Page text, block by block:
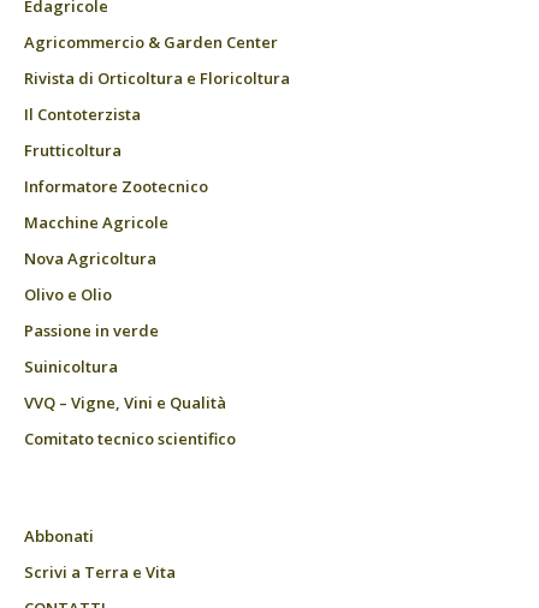
Edagricole
Agricommercio & Garden Center
Rivista di Orticoltura e Floricoltura
Il Contoterzista
Frutticoltura
Informatore Zootecnico
Macchine Agricole
Nova Agricoltura
Olivo e Olio
Passione in verde
Suinicoltura
VVQ – Vigne, Vini e Qualità
Comitato tecnico scientifico
Abbonati
Scrivi a Terra e Vita